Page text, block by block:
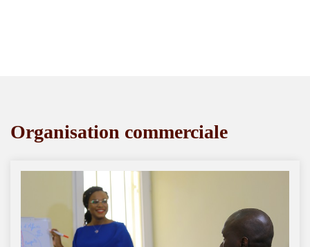
Organisation commerciale